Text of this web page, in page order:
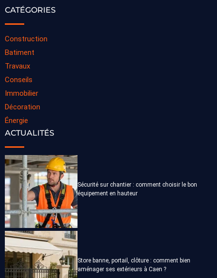
CATÉGORIES
Construction
Batiment
Travaux
Conseils
Immobilier
Décoration
Énergie
ACTUALITÉS
Sécurité sur chantier : comment choisir le bon
équipement en hauteur
Store banne, portail, clôture : comment bien
aménager ses extérieurs à Caen ?